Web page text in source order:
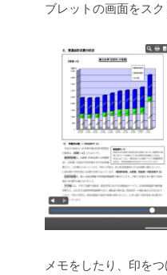
ブレットの画面をスク
メモをしたり、印を